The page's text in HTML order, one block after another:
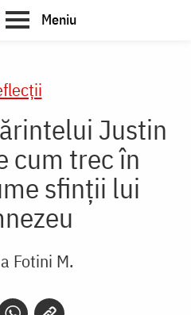
Meniu
Justin
cum trec în
sfinții lui
Fotini M.